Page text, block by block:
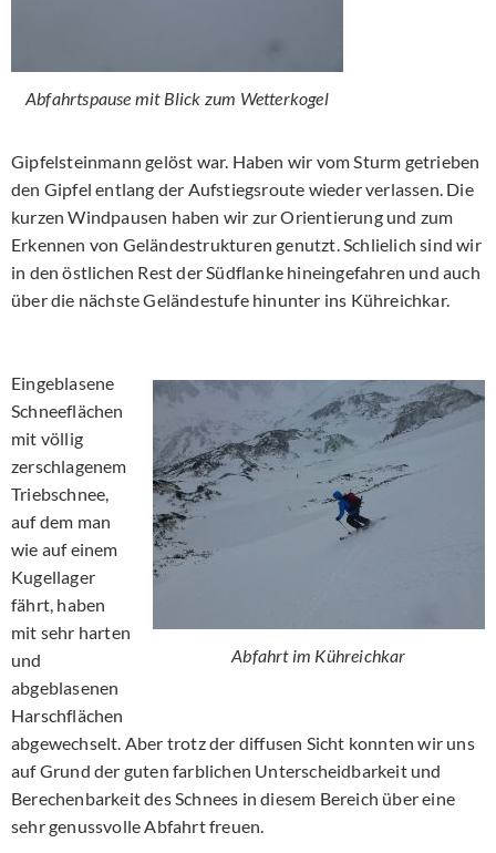
Abfahrtspause mit Blick zum Wetterkogel
Gipfelsteinmann gelöst war. Haben wir vom Sturm getrieben
den Gipfel entlang der Aufstiegsroute wieder verlassen. Die
kurzen Windpausen haben wir zur Orientierung und zum
Erkennen von Geländestrukturen genutzt. Schlielich sind wir
in den östlichen Rest der Südflanke hineingefahren und auch
über die nächste Geländestufe hinunter ins Kühreichkar.
Abfahrt im Kühreichkar
Eingeblasene
Schneeflächen
mit völlig
zerschlagenem
Triebschnee,
auf dem man
wie auf einem
Kugellager
fährt, haben
mit sehr harten
und
abgeblasenen
Harschflächen
abgewechselt. Aber trotz der diffusen Sicht konnten wir uns
auf Grund der guten farblichen Unterscheidbarkeit und
Berechenbarkeit des Schnees in diesem Bereich über eine
sehr genussvolle Abfahrt freuen.